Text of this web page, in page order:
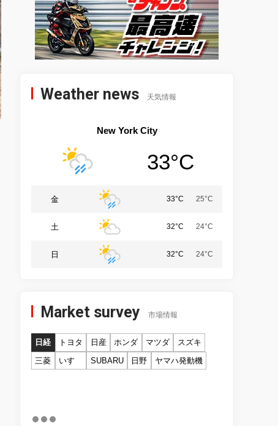
Weather news 天気情報
New York City
33°C
金 33°C 25°C
土 32°C 24°C
日 32°C 24°C
Market survey 市場情報
日経 トヨタ 日産 ホンダ マツダ
スズキ
三菱
いすゞ SUBARU 日野 ヤマハ発動機